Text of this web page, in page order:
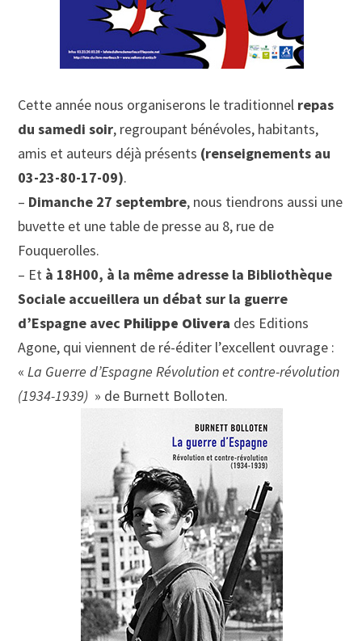
Cette année nous organiserons le traditionnel repas
du samedi soir, regroupant bénévoles, habitants,
amis et auteurs déjà présents (renseignements au
03-23-80-17-09).
– Dimanche 27 septembre, nous tiendrons aussi une
buvette et une table de presse au 8, rue de
Fouquerolles.
– Et à 18H00, à la même adresse la Bibliothèque
Sociale accueillera un débat sur la guerre
d’Espagne avec Philippe Olivera des Editions
Agone, qui viennent de ré-éditer l’excellent ouvrage :
«La Guerre d’Espagne Révolution et contre-révolution
(1934-1939) » de Burnett Bolloten.